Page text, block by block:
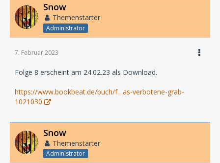
Snow
Themenstarter
Administrator
7. Februar 2023
Folge 8 erscheint am 24.02.23 als Download.
https://www.bookbeat.de/buch/f…as-verbotene-grab-
1021030
Snow
Themenstarter
Administrator